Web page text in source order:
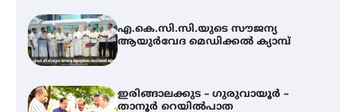
എ.കെ.സി.സി.യുടെ സൗജന്യ
ആയുർവേദ മെഡിക്കൽ ക്യാമ്പ്
ഇരിങ്ങാലക്കുട – ഗുരുവായൂർ –
താനൂർ റെയിൽപാത